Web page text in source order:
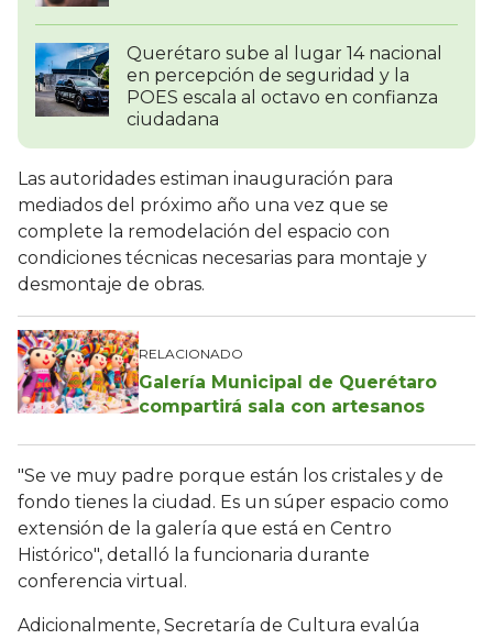
Querétaro sube al lugar 14 nacional
en percepción de seguridad y la
POES escala al octavo en confianza
ciudadana
Las autoridades estiman inauguración para
mediados del próximo año una vez que se
complete la remodelación del espacio con
condiciones técnicas necesarias para montaje y
desmontaje de obras.
RELACIONADO
Galería Municipal de Querétaro
compartirá sala con artesanos
"Se ve muy padre porque están los cristales y de
fondo tienes la ciudad. Es un súper espacio como
extensión de la galería que está en Centro
Histórico", detalló la funcionaria durante
conferencia virtual.
Adicionalmente, Secretaría de Cultura evalúa